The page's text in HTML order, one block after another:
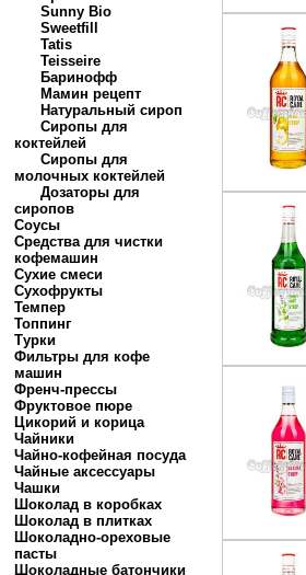
Sunny Bio
Sweetfill
Tatis
Teisseire
Баринофф
Мамин рецепт
Натуральный сироп
Сиропы для
коктейлей
Сиропы для
молочных коктейлей
Дозаторы для
сиропов
Соусы
Средства для чистки
кофемашин
Сухие смеси
Сухофрукты
Темпер
Топпинг
Турки
Фильтры для кофе
машин
Френч-прессы
Фруктовое пюре
Цикорий и корица
Чайники
Чайно-кофейная посуда
Чайные аксессуары
Чашки
Шоколад в коробках
Шоколад в плитках
Шоколадно-ореховые
пасты
Шоколадные батончики